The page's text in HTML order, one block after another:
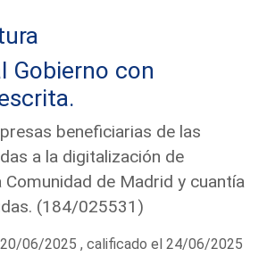
Gobierno con
beneficiarias de las
a la digitalización de
Comunidad de Madrid y cuantía
(184/025531)
06/2025 , calificado el 24/06/2025